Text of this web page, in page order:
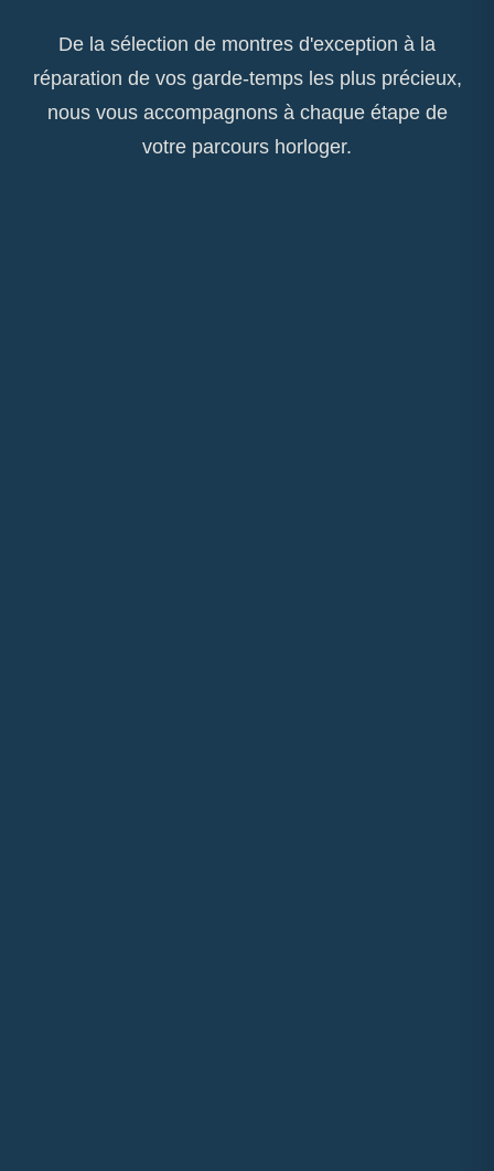
De la sélection de montres d'exception à la
réparation de vos garde-temps les plus précieux,
nous vous accompagnons à chaque étape de
votre parcours horloger.